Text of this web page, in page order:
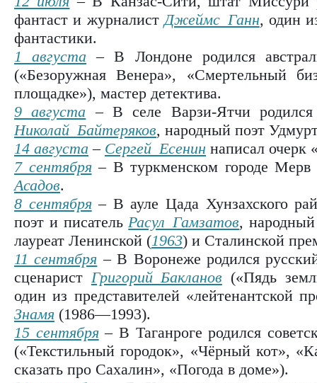
фантаст и журналистДжеймс Ганн, один
фантастики.
1 августа – В Лондоне родился
(«Безоружная Венера», «Смертельный
площадке»), мастер детектива.
9 августа – В селе Варзи-Ятчи
Николай Байтеряков, народный поэт
14 августа – Сергей Есенин написал
7 сентября– В туркменском городе Мерв
Асадов.
8 сентября– В ауле Цада Хунзахского
поэт и писательРасул Гамзатов,
лауреат Ленинской (1963) и Сталинской
11 сентября – В Воронеже родился
сценарист Григорий Бакланов («Пядь
один из представителей «лейтенантской
Знамя (1986—1993).
15 сентября– В Таганроге родился
(«Текстильный городок», «Чёрный кот»,
сказать про Сахалин», «Погода в доме»).